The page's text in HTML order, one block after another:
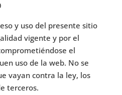
y uso del presente sitio
vigente y por el
el
uso de la web. No se
vayan contra la ley, los
terceros.